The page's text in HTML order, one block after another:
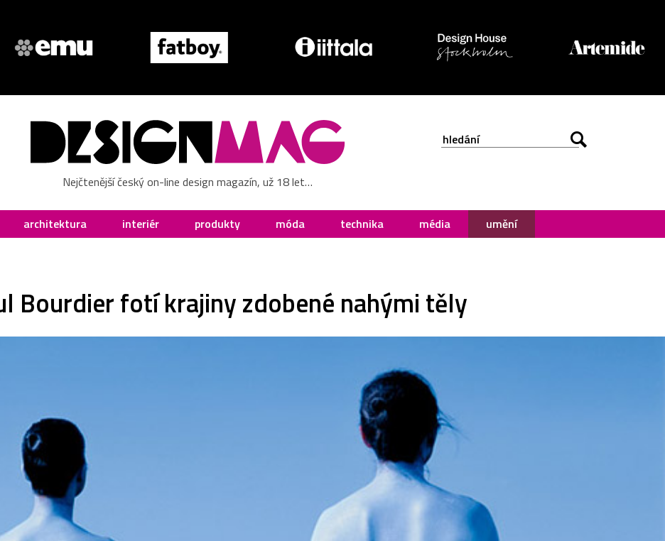
Nejčtenější český on-line design magazín, už 18 let…
architektura interiér produkty móda technika média umění
Bourdier fotí krajiny zdobené nahými těly